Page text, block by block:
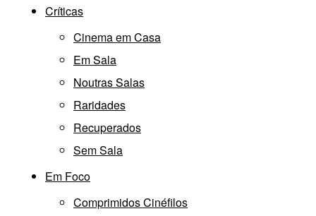
Críticas
Cinema em Casa
Em Sala
Noutras Salas
Raridades
Recuperados
Sem Sala
Em Foco
Comprimidos Cinéfilos